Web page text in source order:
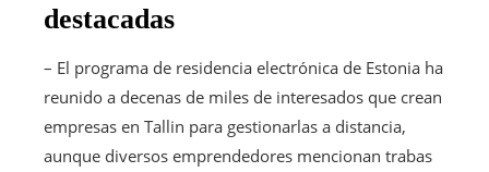
destacadas
– El programa de residencia electrónica de Estonia ha
reunido a decenas de miles de interesados que crean
empresas en Tallin para gestionarlas a distancia,
aunque diversos emprendedores mencionan trabas